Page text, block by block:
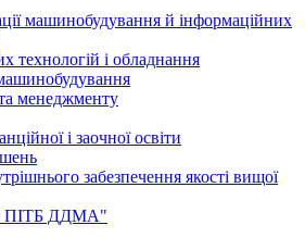
машинобудування й інформаційних
технологій і обладнання
менеджменту
і заочної освіти
забезпечення якості вищої
ДДМА"